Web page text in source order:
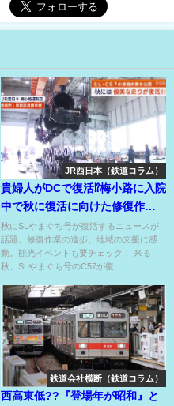
JR西日本（鉄道コラム）
貴婦人がDCで復活⁉梅小路に入院
中で秋に復活に向けた修復作業
公開⁉
秋にSLやまぐち号が復活するニュースが
話題。修復作業の進捗、地域の支援に感
動。観光イベントも要チェック！ 来る
秋、SLやまぐち号のC57が復...
鉄道会社横断（鉄道コラム）
西高東低??『登場年が昭和』と